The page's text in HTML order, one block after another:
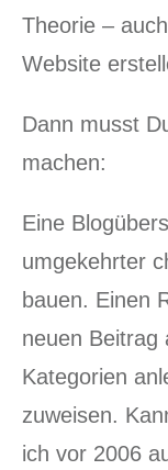
Theorie –
Website
Dann musst
machen:
Eine
umgekehrter
bauen. Einen
neuen Beitrag
Kategorien
zuweisen.
ich vor 2006